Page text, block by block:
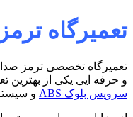
تعمیرگاه
تعمیرگاه تخصصی ترمز
و حرفه ایی یکی از بهترین
سرویس بلوک ABS
و